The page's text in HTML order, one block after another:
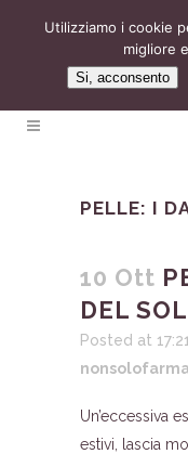
PELLE: I
10 Ott
DEL
Posted at
Un’eccessiva
estivi, lascia
Utilizziamo i cookie
migliore
Si, acconsento